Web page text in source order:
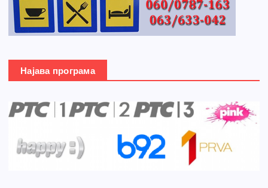
Најава програма